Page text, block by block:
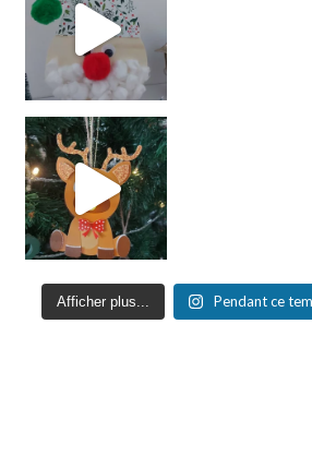
Afficher plus... Pendant ce